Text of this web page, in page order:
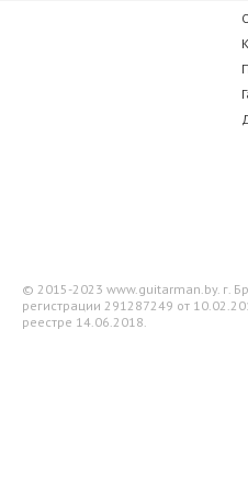
© 2015-2023 www.guitarman.by. г.
регистрации 291287249 от
реестре 14.06.2018.